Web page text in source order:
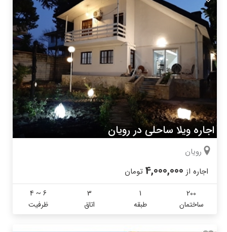
اجاره ویلا ساحلی در رویان
رویان
اجاره از 4,000,000 تومان
200
ساختمان
1
طبقه
3
اتاق
4 ~ 6
ظرفیت